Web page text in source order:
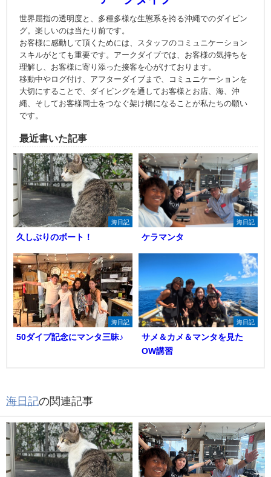
世界屈指の透明度と、多種多様な生態系を誇る沖縄でのダイビン
グ。楽しいのは当たり前です。
お客様に感動して頂くためには、スタッフのコミュニケーション
スキルがとても重要です。アークダイブでは、お客様の気持ちを
理解し、お客様に寄り添った接客を心がけております。
移動中やログ付け、アフターダイブまで、コミュニケーションを
大切にすることで、ダイビングを通してお客様とお店、海、沖
縄、そしてお客様同士をつなぐ架け橋になることが私たちの願い
です。
最近書いた記事
海日記
久しぶりのボート！
海日記
ケラマンタ
海日記
50ダイブ記念にマンタ三昧♪
海日記
サメ＆カメ＆マンタを見た
OW講習
海日記の関連記事